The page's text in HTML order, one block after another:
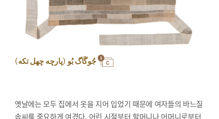
جُوگَاگ بُو (پارچه چهل تکه)
옛날에는 모두 집에서 옷을 지어 입었기 때문에 여자들의 바느질
솜씨를 중요하게 여겼다. 어린 시절부터 할머니나 어머니로부터